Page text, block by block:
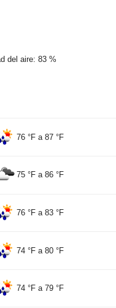
del aire: 83 %
76 °F a87 °F
75 °F a86 °F
76 °F a83 °F
74 °F a80 °F
74 °F a79 °F